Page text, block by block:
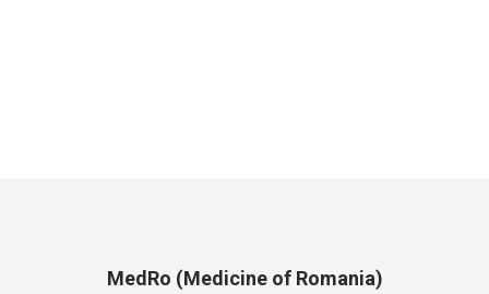
MedRo (Medicine of Romania)